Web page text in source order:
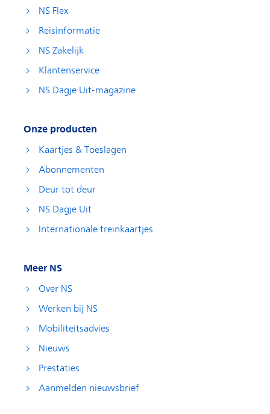
NS Flex
Reisinformatie
NS Zakelijk
Klantenservice
NS Dagje Uit-magazine
Onze producten
Kaartjes & Toeslagen
Abonnementen
Deur tot deur
NS Dagje Uit
Internationale treinkaartjes
Meer NS
Over NS
Werken bij NS
Mobiliteitsadvies
Nieuws
Prestaties
Aanmelden nieuwsbrief